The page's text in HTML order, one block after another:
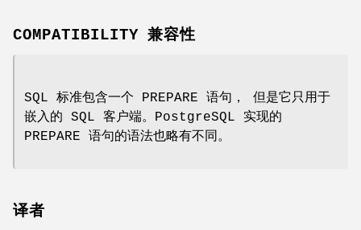
COMPATIBILITY 兼容性
SQL 标准包含一个 PREPARE 语句， 但是它只用于
嵌入的 SQL 客户端。PostgreSQL 实现的
PREPARE 语句的语法也略有不同。
译者